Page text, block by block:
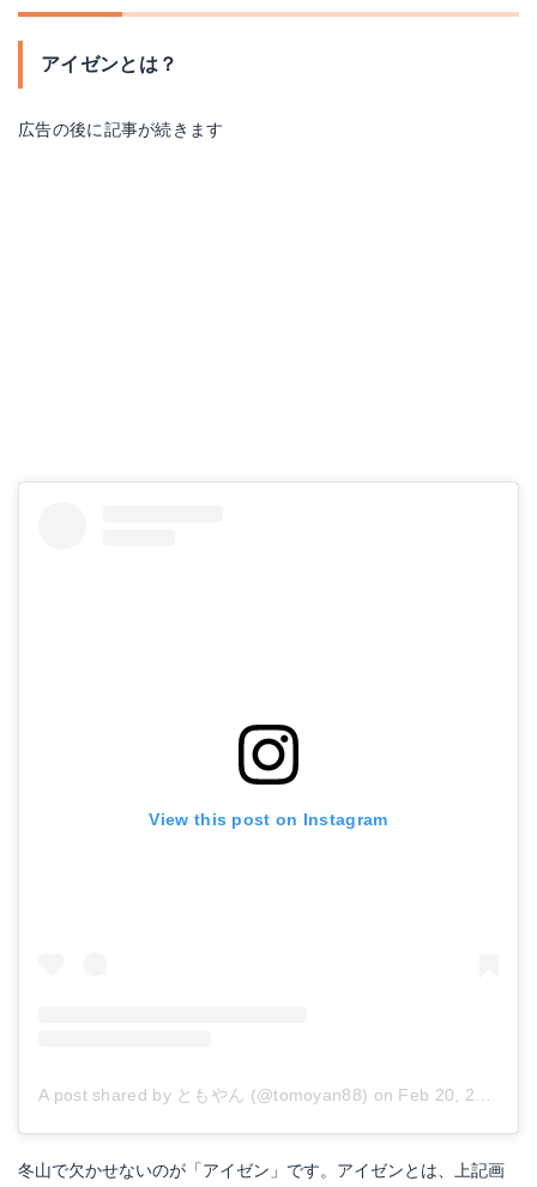
ザンバラン ロール GT M's
Amazonで詳細を見る
楽天で詳細を見る
アイゼンとは？
広告の後に記事が続きます
View this post on Instagram
A post shared by ともやん (@tomoyan88) on Feb 20, 2018 at 1:57am PST
冬山で欠かせないのが「アイゼン」です。アイゼンとは、上記画